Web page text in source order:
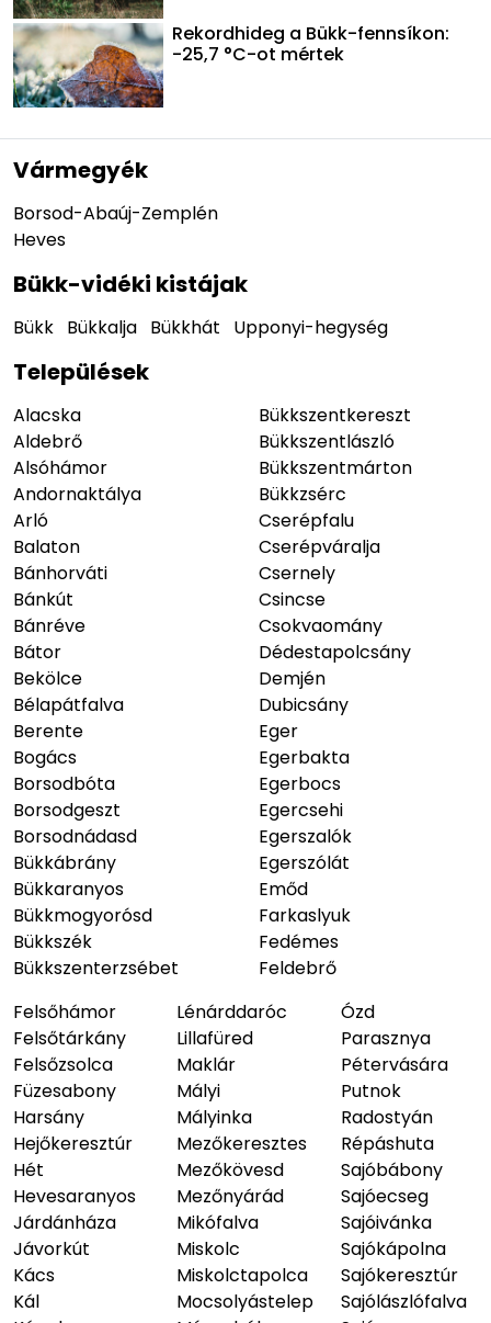
Rekordhideg a Bükk-fennsíkon:
-25,7 °C-ot mértek
Vármegyék
Borsod-Abaúj-Zemplén
Heves
Bükk-vidéki kistájak
Bükk Bükkalja Bükkhát Upponyi-hegység
Települések
Alacska
Aldebrő
Alsóhámor
Andornaktálya
Arló
Balaton
Bánhorváti
Bánkút
Bánréve
Bátor
Bekölce
Bélapátfalva
Berente
Bogács
Borsodbóta
Borsodgeszt
Borsodnádasd
Bükkábrány
Bükkaranyos
Bükkmogyorósd
Bükkszék
Bükkszenterzsébet
Bükkszentkereszt
Bükkszentlászló
Bükkszentmárton
Bükkzsérc
Cserépfalu
Cserépváralja
Csernely
Csincse
Csokvaomány
Dédestapolcsány
Demjén
Dubicsány
Eger
Egerbakta
Egerbocs
Egercsehi
Egerszalók
Egerszólát
Emőd
Farkaslyuk
Fedémes
Feldebrő
Felsőhámor
Felsőtárkány
Felsőzsolca
Füzesabony
Harsány
Hejőkeresztúr
Hét
Hevesaranyos
Járdánháza
Jávorkút
Kács
Kál
Lénárddaróc
Lillafüred
Maklár
Mályi
Mályinka
Mezőkeresztes
Mezőkövesd
Mezőnyárád
Mikófalva
Miskolc
Miskolctapolca
Mocsolyástelep
Ózd
Parasznya
Pétervására
Putnok
Radostyán
Répáshuta
Sajóbábony
Sajóecseg
Sajóivánka
Sajókápolna
Sajókeresztúr
Sajólászlófalva